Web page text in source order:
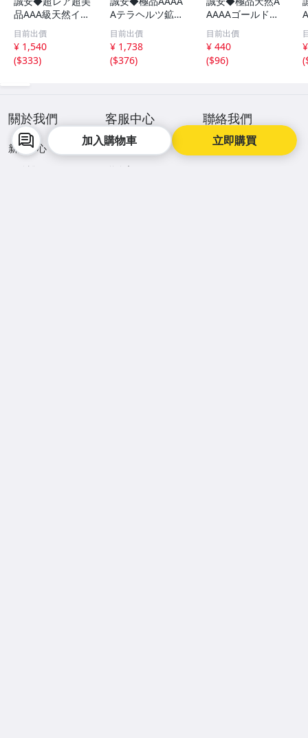
立即購買
加入購物車
品AAA級天然イー
グルアイブレスレ
ット 10mm [T15
6-6923]
目前出價
¥ 1,540
($333)
Aテラヘルツ鉱石
マッサージ棒サイ
ズ：小[T557-215
1]
目前出價
¥ 1,738
($376)
AAAAゴールドタ
イチンルチルブレ
スレット 6mm [T
171-7937]
目前出價
¥ 440
($96)
(
關於我們
新聞中心
服務說明
客服中心
常見問答
聯絡客服
聯絡我們
人才招募